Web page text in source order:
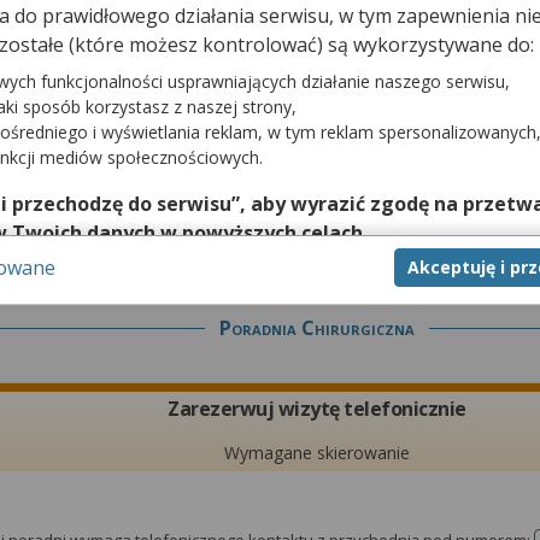
Zarezerwuj wizytę telefonicznie
Wymagane skierowanie
poradni wymaga telefonicznego kontaktu z przychodnią pod numerem:
Poradnia Chirurgiczna
Zarezerwuj wizytę telefonicznie
Wymagane skierowanie
do prawidłowego działania serwisu, w tym zapewnienia
(które możesz kontrolować) są wykorzystywane do:
funkcjonalności usprawniających działanie naszego serwisu,
sposób korzystasz z naszej strony,
i wyświetlania reklam, w tym reklam spersonalizowanych,
mediów społecznościowych.
przechodzę do serwisu”, aby wyrazić zgodę na
danych w powyższych celach.
zgody jest dobrowolne, a wyrażoną zgodę możesz w
na przetwarzanie Twoich danych tylko w niektórych
lub chcesz przeprowadzić konfigurację szczegółową, to
temat wykorzystywania narzędzi zewnętrznych w naszym
Akceptuję i